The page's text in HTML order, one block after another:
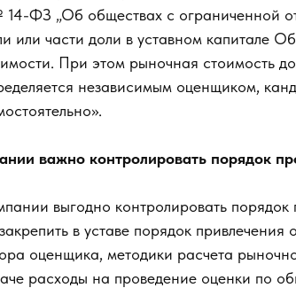
ФЗ „Об обществах с ограниченной
или части доли в уставном капитале
При этом рыночная стоимость
независимым оценщиком,
важно контролировать порядок
выгодно контролировать
в уставе порядок привлечения
оценщика, методики расчета
расходы на проведение оценки по